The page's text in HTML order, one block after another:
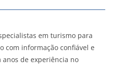
em turismo para
com informação confiável e
de experiência no